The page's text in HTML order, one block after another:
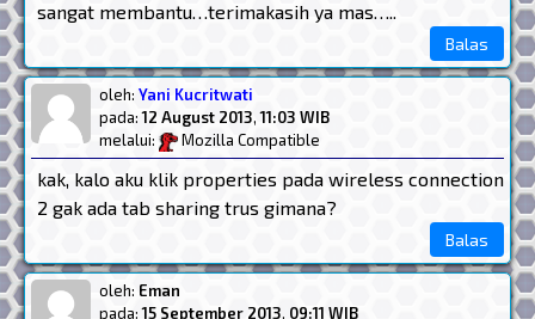
sangat membantu…terimakasih ya mas…..
Balas
oleh: Yani Kucritwati
pada:12 August 2013,11:03 WIB
melalui:
Mozilla Compatible
kak, kalo aku klik properties pada wireless connection
2 gak ada tab sharing trus gimana?
Balas
oleh: Eman
pada:15 September 2013, 09:11 WIB